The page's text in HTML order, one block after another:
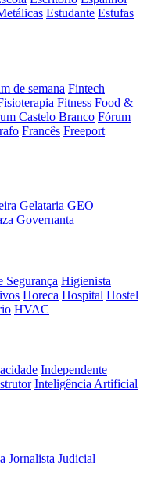
Estudante Estufas
de semana Fintech
Fitness Food &
Castelo Branco Fórum
Francês Freeport
Gelataria GEO
Governanta
Segurança Higienista
Horeca Hospital Hostel
HVAC
Independente
Inteligência Artificial
Jornalista Judicial